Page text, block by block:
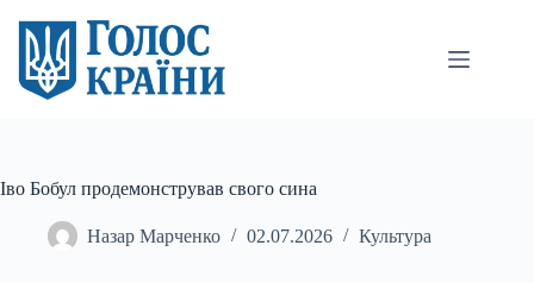
вмісту
Іво Бобул продемонстрував свого сина
Назар Марченко 02.07.2026 Культура